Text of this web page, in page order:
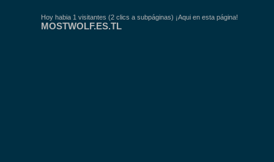
Hoy habia 1 visitantes (2 clics a subpáginas) ¡Aqui en esta página!
MOSTWOLF.ES.TL